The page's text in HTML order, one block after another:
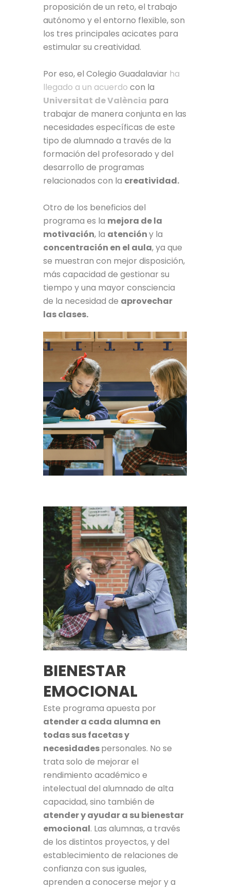
proposición de un reto, el trabajo
autónomo y el entorno flexible, son
los tres principales acicates para
estimular su creatividad.
Por eso, el Colegio Guadalaviar ha
llegado a un acuerdo con la
Universitat de València para
trabajar de manera conjunta en las
necesidades específicas de este
tipo de alumnado a través de la
formación del profesorado y del
desarrollo de programas
relacionados con la creatividad.
Otro de los beneficios del
programa es la mejora de la
motivación, la atencióny la
concentración en el aula, ya que
se muestran con mejor disposición,
más capacidad de gestionar su
tiempo y una mayor consciencia
de la necesidad de aprovechar
las clases.
BIENESTAR
EMOCIONAL
Este programa apuesta por
atender a cada alumna en
todas sus facetas y
necesidadespersonales. No se
trata solo de mejorar el
rendimiento académico e
intelectual del alumnado de alta
capacidad, sino también de
atender y ayudar a su bienestar
emocional. Las alumnas, a través
de los distintos proyectos, y del
establecimiento de relaciones de
confianza con sus iguales,
aprenden a conocerse mejor y a